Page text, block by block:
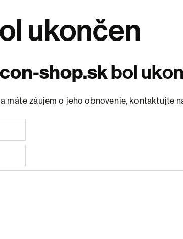
ukončen
shop.skbol
máte záujem o jeho obnovenie, kontaktujte